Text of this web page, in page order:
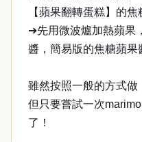
【蘋果翻轉蛋糕】的
➔先用微波爐加熱蘋果
醬，簡易版的焦糖蘋果
雖然按照一般的方式做
但只要嘗試一次
了！